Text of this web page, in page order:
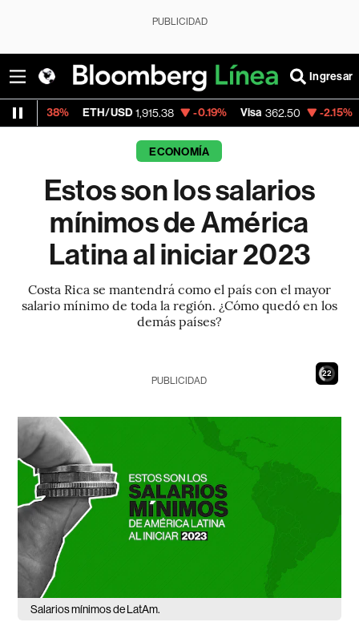
PUBLICIDAD
Ingresar
ETH/USD 1,915.38 -0.19% Visa 362.50 -2.15% MercadoLibre
ECONOMÍA
Estos son los salarios
mínimos de América
Latina al iniciar 2023
Costa Rica se mantendrá como el país con el mayor
salario mínimo de toda la región. ¿Cómo quedó en los
demás países?
21
PUBLICIDAD
Salarios mínimos de LatAm.